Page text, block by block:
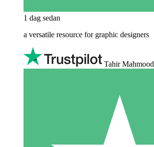
1 dag sedan
a versatile resource for graphic designers
Tahir Mahmood